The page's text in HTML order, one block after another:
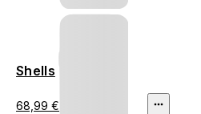
Shells
68,99 €